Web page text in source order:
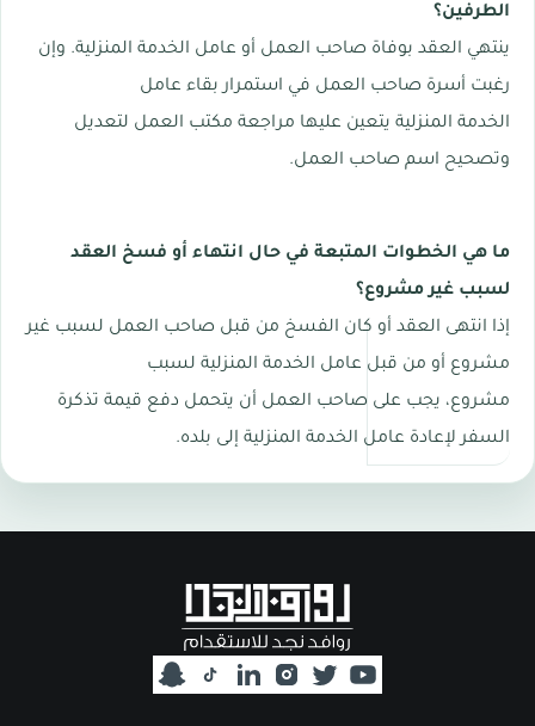
الطرفين؟
ينتهي العقد بوفاة صاحب العمل أو عامل الخدمة المنزلية. وإن
رغبت أسرة صاحب العمل في استمرار بقاء عامل
الخدمة المنزلية يتعين عليها مراجعة مكتب العمل لتعديل
وتصحيح اسم صاحب العمل.
ما هي الخطوات المتبعة في حال انتهاء أو فسخ العقد
لسبب غير مشروع؟
إذا انتهى العقد أو كان الفسخ من قبل صاحب العمل لسبب غير
مشروع أو من قبل عامل الخدمة المنزلية لسبب
مشروع، يجب على صاحب العمل أن يتحمل دفع قيمة تذكرة
السفر لإعادة عامل الخدمة المنزلية إلى بلده.